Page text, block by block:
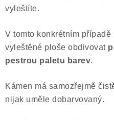
vyleštíte.
V tomto konkrétním případě
vyleštěné ploše obdivovat
pestrou paletu barev.
Kámen má samozřejmě
nijak uměle dobarvovaný.